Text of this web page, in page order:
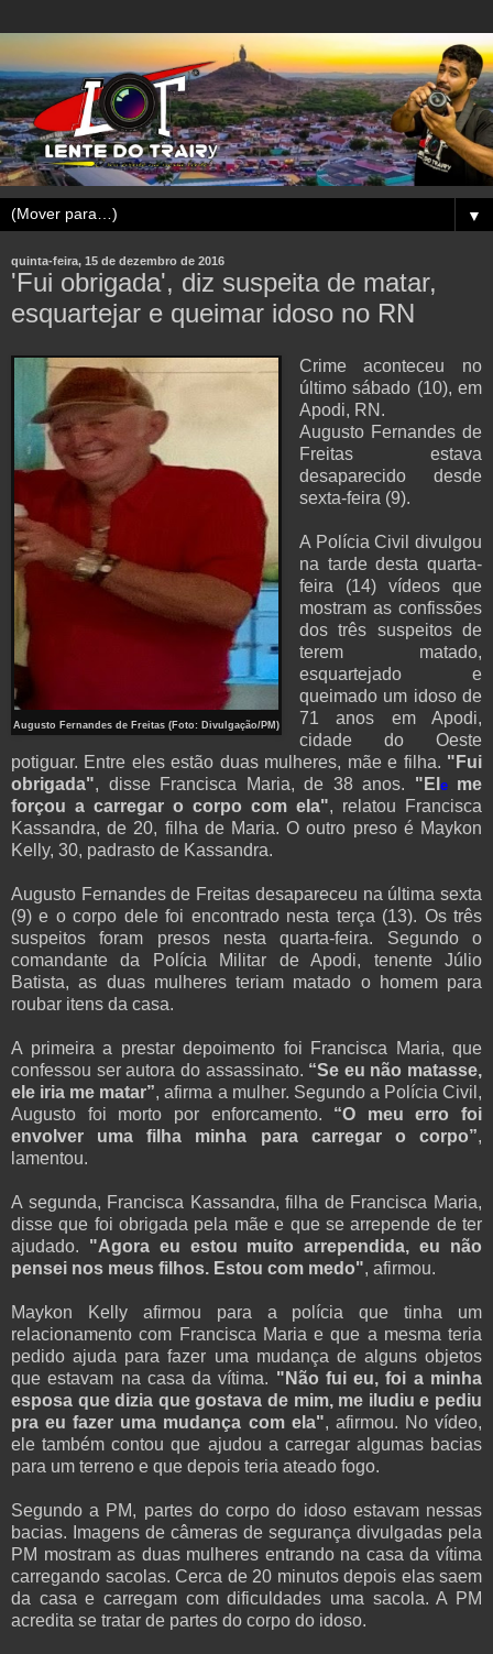
▼
quinta-feira, 15 de dezembro de 2016
'Fui obrigada', diz suspeita de matar,
esquartejar e queimar idoso no RN
Augusto Fernandes de Freitas (Foto: Divulgação/PM)
Crime aconteceu no
último sábado (10), em
Apodi, RN.
Augusto Fernandes de
Freitas estava
desaparecido desde
sexta-feira (9).
A Polícia Civil divulgou
na tarde desta quarta-
feira (14) vídeos que
mostram as confissões
dos três suspeitos de
terem matado,
esquartejado e
queimado um idoso de
71 anos em Apodi,
cidade do Oeste
potiguar. Entre eles estão duas mulheres, mãe e filha. "Fui
obrigada", disse Francisca Maria, de 38 anos. "El eme
forçou a carregar o corpo com ela", relatou Francisca
Kassandra, de 20, filha de Maria. O outro preso é Maykon
Kelly, 30, padrasto de Kassandra.
Augusto Fernandes de Freitas desapareceu na última sexta
(9) e o corpo dele foi encontrado nesta terça (13). Os três
suspeitos foram presos nesta quarta-feira. Segundo o
comandante da Polícia Militar de Apodi, tenente Júlio
Batista, as duas mulheres teriam matado o homem para
roubar itens da casa.
A primeira a prestar depoimento foi Francisca Maria, que
confessou ser autora do assassinato. “Se eu não matasse,
ele iria me matar”, afirma a mulher. Segundo a Polícia Civil,
Augusto foi morto por enforcamento. “O meu erro foi
envolver uma filha minha para carregar o corpo”,
lamentou.
A segunda, Francisca Kassandra, filha de Francisca Maria,
disse que foi obrigada pela mãe e que se arrepende de ter
ajudado. "Agora eu estou muito arrependida, eu não
pensei nos meus filhos. Estou com medo", afirmou.
Maykon Kelly afirmou para a polícia que tinha um
relacionamento com Francisca Maria e que a mesma teria
pedido ajuda para fazer uma mudança de alguns objetos
que estavam na casa da vítima. "Não fui eu, foi a minha
esposa que dizia que gostava de mim, me iludiu e pediu
pra eu fazer uma mudança com ela", afirmou. No vídeo,
ele também contou que ajudou a carregar algumas bacias
para um terreno e que depois teria ateado fogo.
Segundo a PM, partes do corpo do idoso estavam nessas
bacias. Imagens de câmeras de segurança divulgadas pela
PM mostram as duas mulheres entrando na casa da vítima
carregando sacolas. Cerca de 20 minutos depois elas saem
da casa e carregam com dificuldades uma sacola. A PM
acredita se tratar de partes do corpo do idoso.